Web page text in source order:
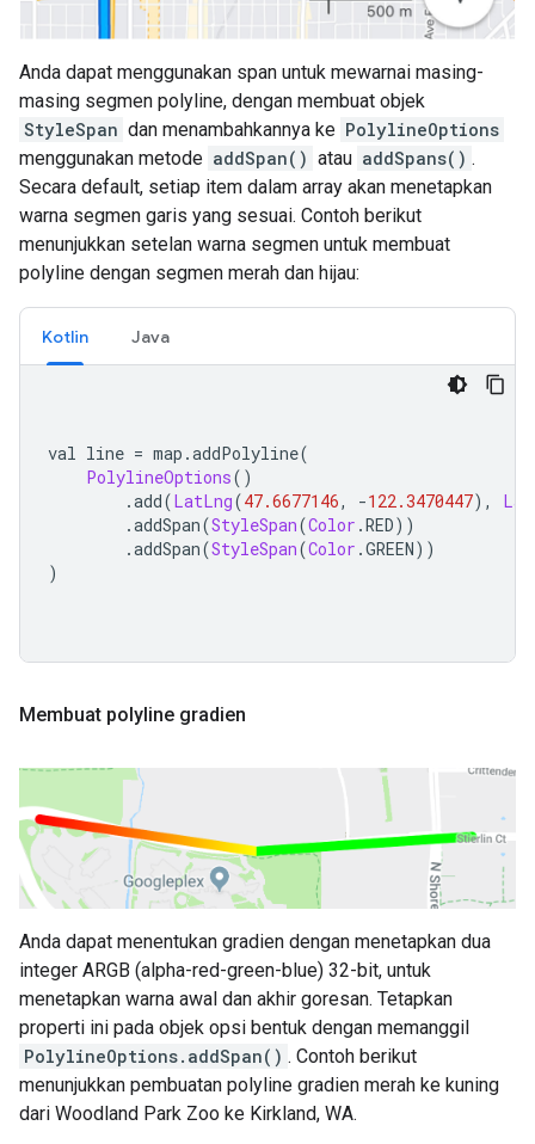
Anda dapat menggunakan span untuk mewarnai masing-
masing segmen polyline, dengan membuat objek
StyleSpan dan menambahkannya ke PolylineOptions
menggunakan metode addSpan() atau addSpans() .
Secara default, setiap item dalam array akan menetapkan
warna segmen garis yang sesuai. Contoh berikut
menunjukkan setelan warna segmen untuk membuat
polyline dengan segmen merah dan hijau:
Kotlin Java
val line = map .addPolyline(
PolylineOptions()
.add(LatLng(47.6677146, -122.3470447),
.addSpan(StyleSpan(Color .RED))
.addSpan(StyleSpan(Color .GREEN))
)
Membuat polyline gradien
Anda dapat menentukan gradien dengan menetapkan dua
integer ARGB (alpha-red-green-blue) 32-bit, untuk
menetapkan warna awal dan akhir goresan. Tetapkan
properti ini pada objek opsi bentuk dengan memanggil
PolylineOptions.addSpan() . Contoh berikut
menunjukkan pembuatan polyline gradien merah ke kuning
dari Woodland Park Zoo ke Kirkland, WA.